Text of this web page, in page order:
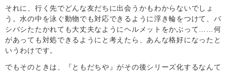
それに、行く先でどんな友だちに出会うかもわからないでしょ
う。水の中を泳ぐ動物でも対応できるように浮き輪をつけて、バ
シバシたたかれても大丈夫なようにヘルメットをかぶって……何
があっても対処できるようにと考えたら、あんな格好になったと
いうわけです。
でもそのときは、『ともだちや』がその後シリーズ化するなんて